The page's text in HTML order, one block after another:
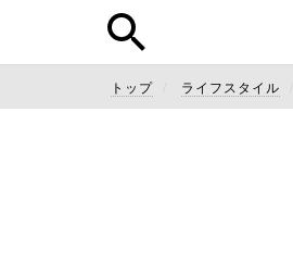
トップ ライフスタイル